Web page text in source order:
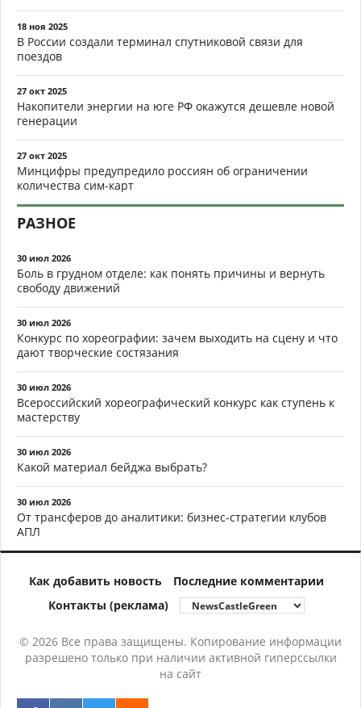
18 ноя 2025
В России создали терминал спутниковой связи для
поездов
27 окт 2025
Накопители энергии на юге РФ окажутся дешевле новой
генерации
27 окт 2025
Минцифры предупредило россиян об ограничении
количества сим-карт
РАЗНОЕ
30 июл 2026
Боль в грудном отделе: как понять причины и вернуть
свободу движений
30 июл 2026
Конкурс по хореографии: зачем выходить на сцену и что
дают творческие состязания
30 июл 2026
Всероссийский хореографический конкурс как ступень к
мастерству
30 июл 2026
Какой материал бейджа выбрать?
30 июл 2026
От трансферов до аналитики: бизнес-стратегии клубов
АПЛ
Как добавить новость
Последние комментарии
Контакты (реклама)
© 2026 Все права защищены. Копирование информации
разрешено только при наличии активной гиперссылки
на сайт